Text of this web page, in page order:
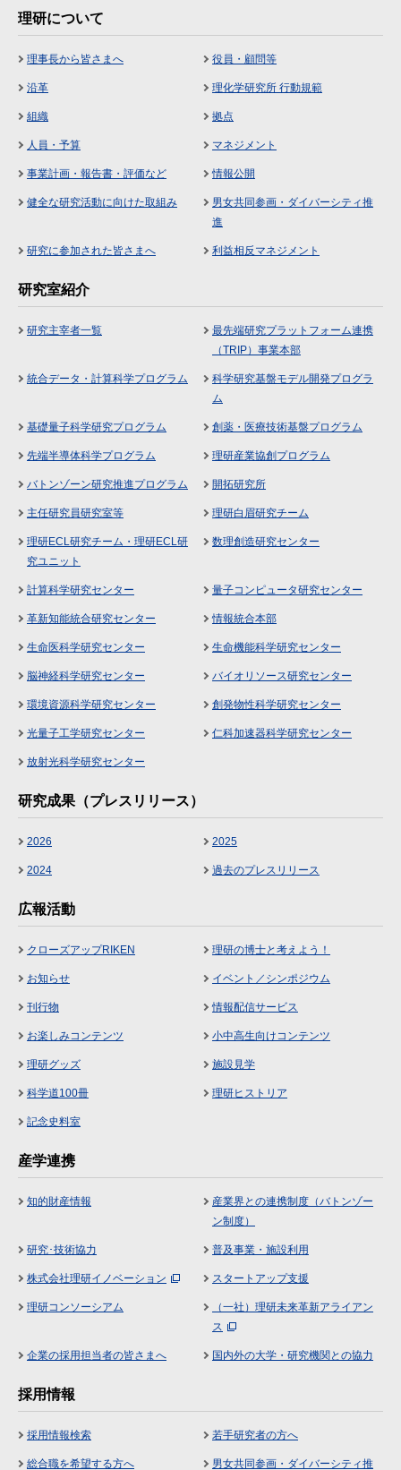
理研について
理事長から皆さまへ 役員・顧問等
沿革 理化学研究所 行動規範
組織 拠点
人員・予算 マネジメント
事業計画・報告書・評価など 情報公開
健全な研究活動に向けた取組み
男女共同参画・ダイバーシティ推
進
研究に参加された皆さまへ 利益相反マネジメント
研究室紹介
研究主宰者一覧
最先端研究プラットフォーム連携
（TRIP）事業本部
統合データ・計算科学プログラム
科学研究基盤モデル開発プログラ
ム
基礎量子科学研究プログラム 創薬・医療技術基盤プログラム
先端半導体科学プログラム 理研産業協創プログラム
バトンゾーン研究推進プログラム 開拓研究所
主任研究員研究室等 理研白眉研究チーム
理研ECL研究チーム・理研ECL研
究ユニット
数理創造研究センター
計算科学研究センター 量子コンピュータ研究センター
革新知能統合研究センター 情報統合本部
生命医科学研究センター 生命機能科学研究センター
脳神経科学研究センター バイオリソース研究センター
環境資源科学研究センター 創発物性科学研究センター
光量子工学研究センター 仁科加速器科学研究センター
放射光科学研究センター
研究成果（プレスリリース）
2026 2025
2024 過去のプレスリリース
広報活動
クローズアップRIKEN 理研の博士と考えよう！
お知らせ イベント／シンポジウム
刊行物 情報配信サービス
お楽しみコンテンツ 小中高生向けコンテンツ
理研グッズ 施設見学
科学道100冊 理研ヒストリア
記念史料室
産学連携
知的財産情報
産業界との連携制度（バトンゾー
ン制度）
研究･技術協力 普及事業・施設利用
株式会社理研イノベーション スタートアップ支援
理研コンソーシアム
（一社）理研未来革新アライアン
ス
企業の採用担当者の皆さまへ 国内外の大学・研究機関との協力
採用情報
採用情報検索 若手研究者の方へ
総合職を希望する方へ 男女共同参画・ダイバーシティ推